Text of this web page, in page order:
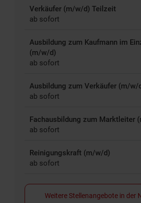
Verkäufer (m/w/d) Teilzeit
ab sofort
Ausbildung zum Kaufmann im
(m/w/d)
ab sofort
Ausbildung zum Verkäufer (m/w/
ab sofort
Fachausbildung zum Marktleiter
ab sofort
Reinigungskraft (m/w/d)
ab sofort
Weitere Stellenangebote in der